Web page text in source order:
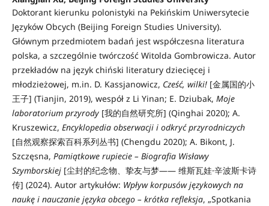
Doktorant kierunku polonistyki na Pekińskim Uniwersytecie
Języków Obcych (Beijing Foreign Studies University).
Głównym przedmiotem badań jest współczesna literatura
polska, a szczególnie twórczość Witolda Gombrowicza. Autor
przekładów na język chiński literatury dziecięcej i
młodzieżowej, m.in. D. Kassjanowicz, Cześć, wilki![金属国的小
王子] (Tianjin, 2019), wespół z Li Yinan; E. Dziubak, Moje
laboratorium przyrody[我的自然研究所] (Qinghai 2020); A.
Kruszewicz, Encyklopedia obserwacji i odkryć przyrodniczych
[自然观察探索百科系列丛书] (Chengdu 2020); A. Bikont, J.
Szczęsna, Pamiątkowe rupiecie – Biografia Wisławy
Szymborskiej[尘封的纪念物、挚友与梦—— 维斯瓦娃·辛波斯卡诗
传] (2024). Autor artykułów: Wpływ korpusów językowych na
naukę i nauczanie języka obcego – krótka refleksja, „Spotkania